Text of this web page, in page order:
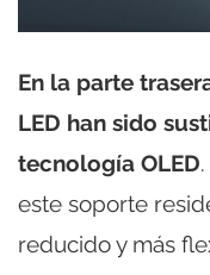
En la parte
LED han sido
tecnología OLED
este soporte
reducido y más